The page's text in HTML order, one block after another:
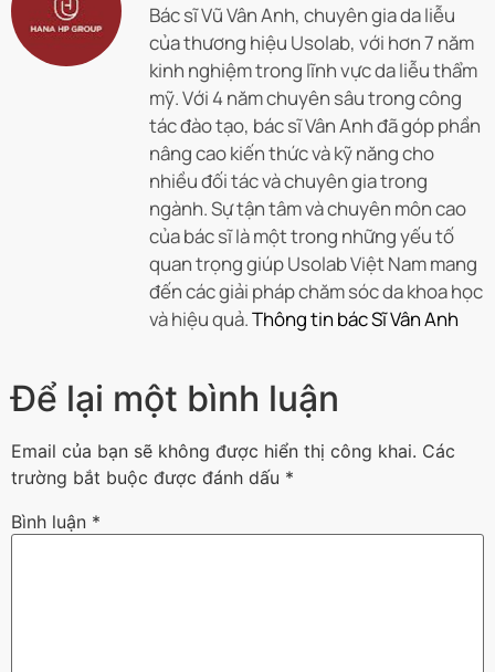
Bác sĩ Vũ Vân Anh, chuyên gia da liễu
của thương hiệu Usolab, với hơn 7 năm
kinh nghiệm trong lĩnh vực da liễu thẩm
mỹ. Với 4 năm chuyên sâu trong công
tác đào tạo, bác sĩ Vân Anh đã góp phần
nâng cao kiến thức và kỹ năng cho
nhiều đối tác và chuyên gia trong
ngành. Sự tận tâm và chuyên môn cao
của bác sĩ là một trong những yếu tố
quan trọng giúp Usolab Việt Nam mang
đến các giải pháp chăm sóc da khoa học
và hiệu quả.Thông tin bác Sĩ Vân Anh
Để lại một bình luận
Email của bạn sẽ không được hiển thị công khai. Các
trường bắt buộc được đánh dấu *
Bình luận *